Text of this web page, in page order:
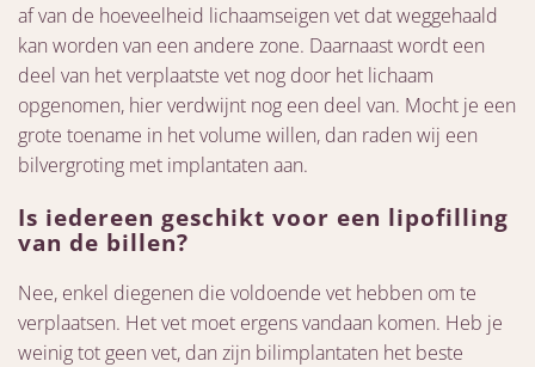
af van de hoeveelheid lichaamseigen vet dat weggehaald
kan worden van een andere zone. Daarnaast wordt een
deel van het verplaatste vet nog door het lichaam
opgenomen, hier verdwijnt nog een deel van. Mocht je een
grote toename in het volume willen, dan raden wij een
bilvergroting met implantaten aan.
Is iedereen geschikt voor een lipofilling
van de billen?
Nee, enkel diegenen die voldoende vet hebben om te
verplaatsen. Het vet moet ergens vandaan komen. Heb je
weinig tot geen vet, dan zijn bilimplantaten het beste